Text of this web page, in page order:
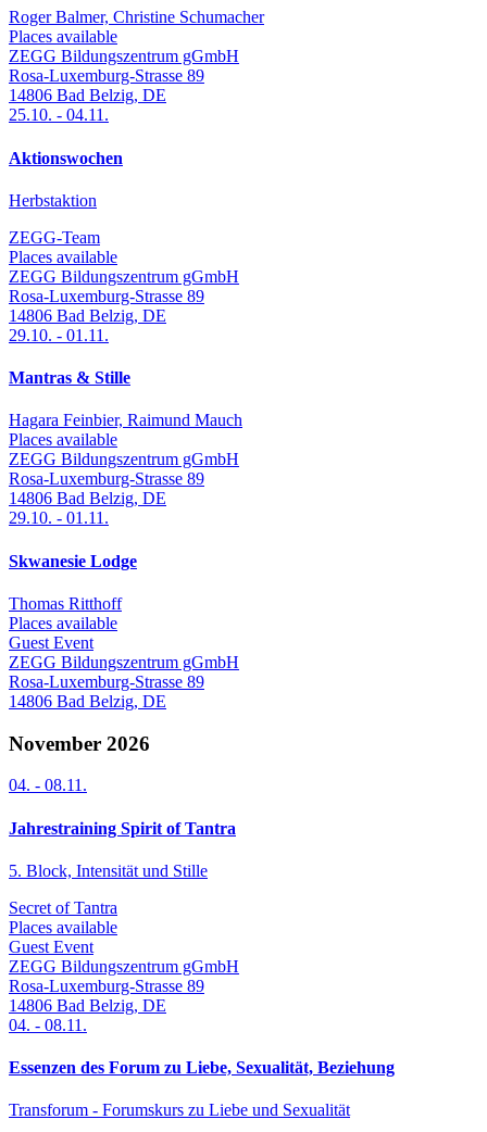
Roger Balmer, Christine Schumacher
Places available
ZEGG Bildungszentrum gGmbH
Rosa-Luxemburg-Strasse 89
14806 Bad Belzig, DE
25.10. - 04.11.
Aktionswochen
Herbstaktion
ZEGG-Team
Places available
ZEGG Bildungszentrum gGmbH
Rosa-Luxemburg-Strasse 89
14806 Bad Belzig, DE
29.10. - 01.11.
Mantras & Stille
Hagara Feinbier, Raimund Mauch
Places available
ZEGG Bildungszentrum gGmbH
Rosa-Luxemburg-Strasse 89
14806 Bad Belzig, DE
29.10. - 01.11.
Skwanesie Lodge
Thomas Ritthoff
Places available
Guest Event
ZEGG Bildungszentrum gGmbH
Rosa-Luxemburg-Strasse 89
14806 Bad Belzig, DE
November 2026
04. - 08.11.
Jahrestraining Spirit of Tantra
5. Block, Intensität und Stille
Secret of Tantra
Places available
Guest Event
ZEGG Bildungszentrum gGmbH
Rosa-Luxemburg-Strasse 89
14806 Bad Belzig, DE
04. - 08.11.
Essenzen des Forum zu Liebe, Sexualität, Beziehung
Transforum - Forumskurs zu Liebe und Sexualität